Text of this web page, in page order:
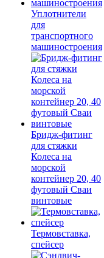
Уплотнители
для
транспортного
машиностроения
Бридж-фитинг
для стяжки
Колеса на
морской
контейнер 20, 40
футовый Сваи
винтовые
Термовставка,
спейсер